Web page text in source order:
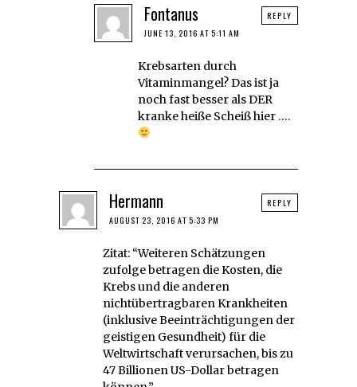
Fontanus
JUNE 13, 2016 AT 5:11 AM
Krebsarten durch
Vitaminmangel? Das ist ja
noch fast besser als DER
kranke heiße Scheiß hier ….
REPLY
Hermann
AUGUST 23, 2016 AT 5:33 PM
Zitat: “Weiteren Schätzungen
zufolge betragen die Kosten, die
Krebs und die anderen
nichtübertragbaren Krankheiten
(inklusive Beeinträchtigungen der
geistigen Gesundheit) für die
Weltwirtschaft verursachen, bis zu
47 Billionen US-Dollar betragen
REPLY